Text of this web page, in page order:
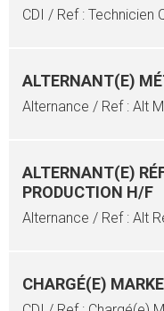
CDI / Ref : Technicien
ALTERNANT(E)
Alternance / Ref : Alt
ALTERNANT(E)
PRODUCTION H/F
Alternance / Ref : Alt
CHARGÉ(E)